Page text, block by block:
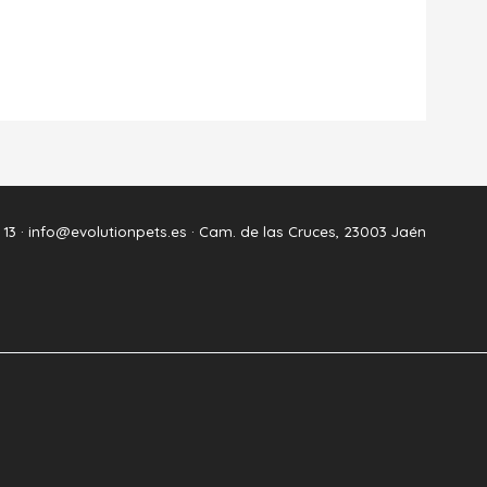
· info@evolutionpets.es · Cam. de las Cruces, 23003 Jaén